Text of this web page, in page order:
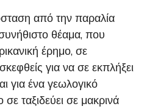
από την παραλία
θέαμα, που
έρημο, σε
για να σε εκπλήξει
για ένα γεωλογικό
ταξιδεύει σε μακρινά